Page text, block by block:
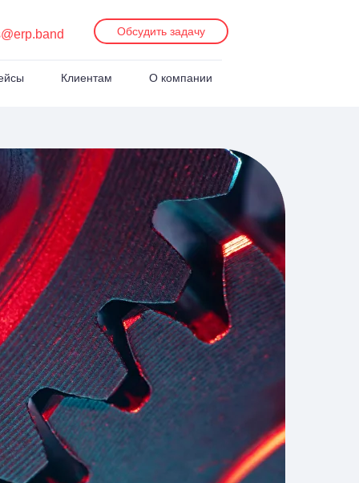
Обсудить задачу
О компании
Клиентам